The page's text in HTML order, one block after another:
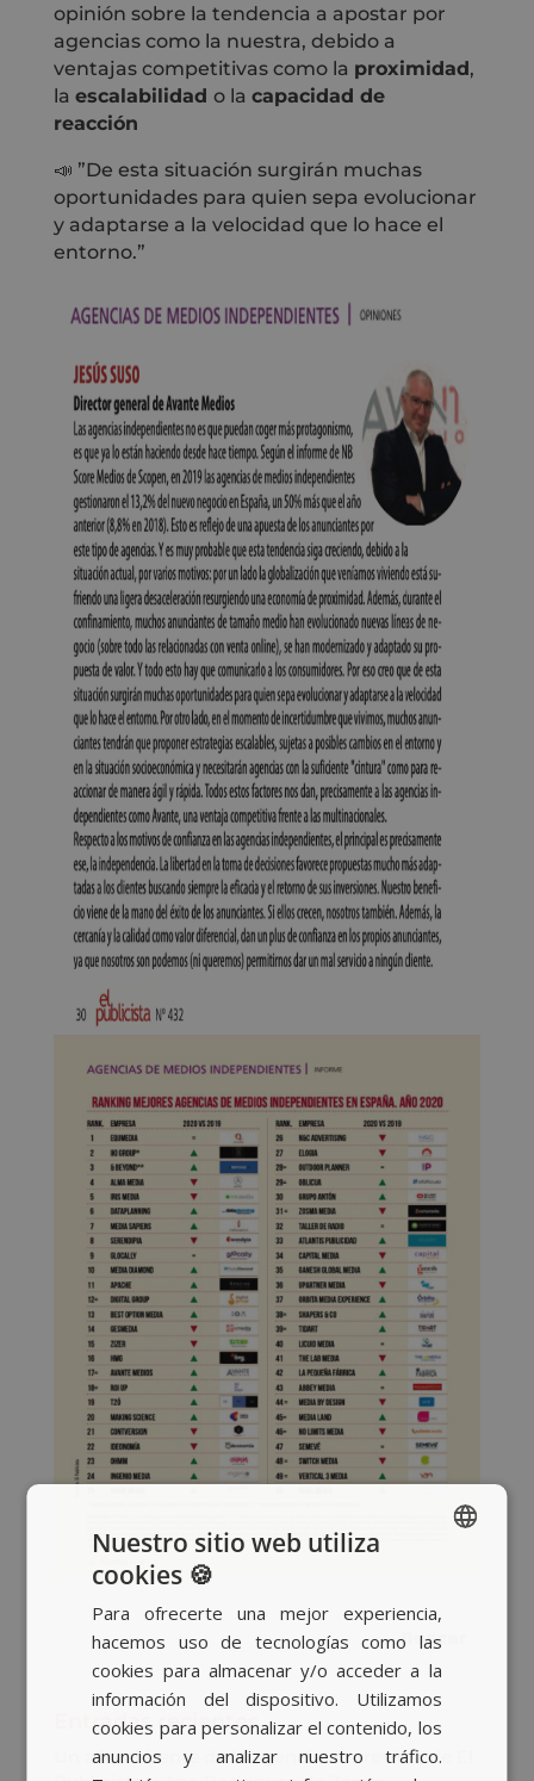
opinión sobre la tendencia a apostar por
agencias como la nuestra, debido a
ventajas competitivas como la proximidad,
la escalabilidad o la capacidad de
reacción
📣 ”De esta situación surgirán muchas
oportunidades para quien sepa evolucionar
y adaptarse a la velocidad que lo hace el
entorno.”
Entradas recientes
Un año al frente de la agencia: Entrevista de El
BASQUE
ENGLISH
Nuestro sitio web utiliza
cookies 🍪
Para ofrecerte una mejor experiencia,
hacemos uso de tecnologías como las
cookies para almacenar y/o acceder a la
información del dispositivo. Utilizamos
cookies para personalizar el contenido, los
anuncios y analizar nuestro tráfico.